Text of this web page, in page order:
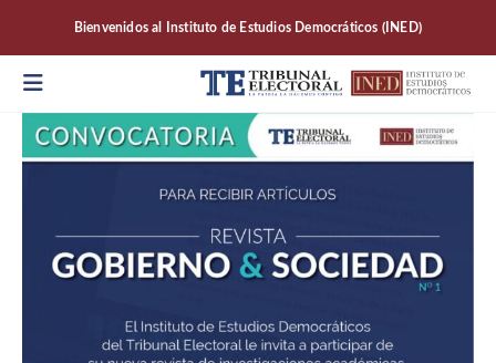
Bienvenidos al Instituto de Estudios Democráticos (INED)